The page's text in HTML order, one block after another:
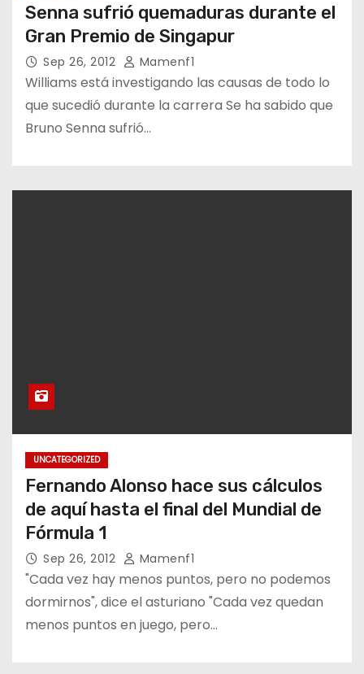
Senna sufrió quemaduras durante el
Gran Premio de Singapur
Sep 26, 2012 Mamenf1
Williams está investigando las causas de todo lo
que sucedió durante la carrera Se ha sabido que
Bruno Senna sufrió…
UNCATEGORIZED
Fernando Alonso hace sus cálculos
de aquí hasta el final del Mundial de
Fórmula 1
Sep 26, 2012 Mamenf1
"Cada vez hay menos puntos, pero no podemos
dormirnos", dice el asturiano "Cada vez quedan
menos puntos en juego, pero…